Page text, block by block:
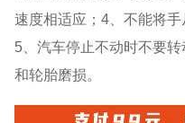
速度相适应；4、不能将
5、汽车停止不动时不要
和轮胎磨损。